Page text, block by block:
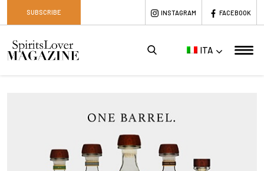
SUBSCRIBE INSTAGRAM FACEBOOK
ITA